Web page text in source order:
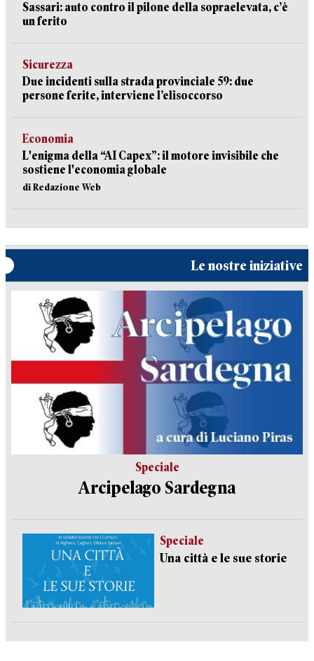
Sassari: auto contro il pilone della sopraelevata, c’è
un ferito
Sicurezza
Due incidenti sulla strada provinciale 59: due
persone ferite, interviene l’elisoccorso
Economia
L'enigma della “AI Capex”: il motore invisibile che
sostiene l'economia globale
di Redazione Web
Le nostre iniziative
Speciale
Arcipelago Sardegna
Speciale
Una città e le sue storie